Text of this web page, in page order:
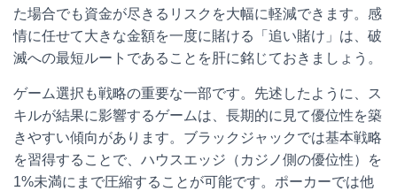
た場合でも資金が尽きるリスクを大幅に軽減できます。感
情に任せて大きな金額を一度に賭ける「追い賭け」は、破
滅への最短ルートであることを肝に銘じておきましょう。
ゲーム選択も戦略の重要な一部です。先述したように、ス
キルが結果に影響するゲームは、長期的に見て優位性を築
きやすい傾向があります。ブラックジャックでは基本戦略
を習得することで、ハウスエッジ（カジノ側の優位性）を
1%未満にまで圧縮することが可能です。ポーカーでは他